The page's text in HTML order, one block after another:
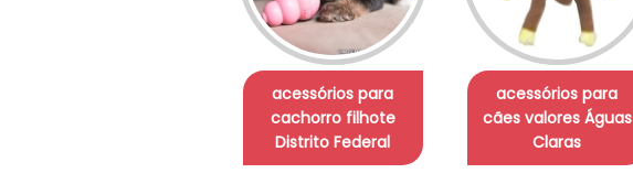
acessórios para
cachorro filhote
Distrito Federal
acessórios para
cães valores Águas
Claras